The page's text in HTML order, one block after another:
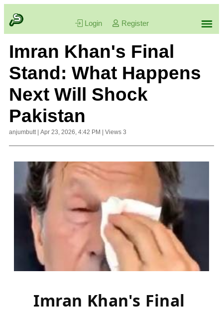
Login Register
Imran Khan's Final
Stand: What Happens
Next Will Shock
Pakistan
anjumbutt| Apr 23, 2026, 4:42 PM Views 3
Imran Khan's Final